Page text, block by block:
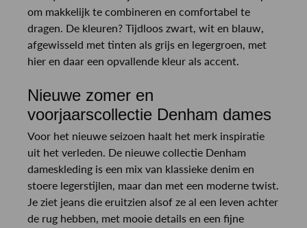
om makkelijk te combineren en comfortabel te
dragen. De kleuren? Tijdloos zwart, wit en blauw,
afgewisseld met tinten als grijs en legergroen, met
hier en daar een opvallende kleur als accent.
Nieuwe zomer en
voorjaarscollectie Denham dames
Voor het nieuwe seizoen haalt het merk inspiratie
uit het verleden. De nieuwe collectie Denham
dameskleding is een mix van klassieke denim en
stoere legerstijlen, maar dan met een moderne twist.
Je ziet jeans die eruitzien alsof ze al een leven achter
de rug hebben, met mooie details en een fijne